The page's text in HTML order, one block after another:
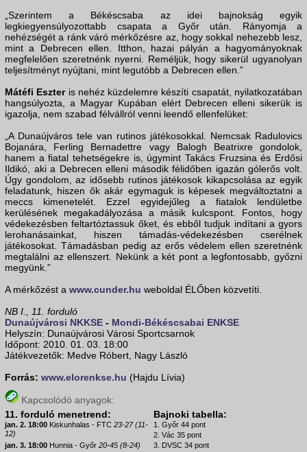
„Szerintem a Békéscsaba az idei bajnokság egyik
legkiegyensúlyozottabb csapata a Győr után. Rányomja a
nehézségét a ránk váró mérkőzésre az, hogy sokkal nehezebb lesz,
mint a Debrecen ellen. Itthon, hazai pályán a hagyományoknak
megfelelően szeretnénk nyerni. Reméljük, hogy sikerül ugyanolyan
teljesítményt nyújtani, mint legutóbb a Debrecen ellen.”
Mátéfi Eszteris nehéz küzdelemre készíti csapatát, nyilatkozatában
hangsúlyozta, a Magyar Kupában elért Debrecen elleni sikerük is
igazolja, nem szabad félvállról venni leendő ellenfelüket:
„A Dunaújváros tele van rutinos játékosokkal. Nemcsak Radulovics
Bojanára, Ferling Bernadettre vagy Balogh Beatrixre gondolok,
hanem a fiatal tehetségekre is, úgymint Takács Fruzsina és Erdősi
Ildikó, aki a Debrecen elleni második félidőben igazán gólerős volt.
Úgy gondolom, az idősebb rutinos játékosok kikapcsolása az egyik
feladatunk, hiszen ők akár egymaguk is képesek megváltoztatni a
meccs kimenetelét. Ezzel egyidejűleg a fiatalok lendületbe
kerülésének megakadályozása a másik kulcspont. Fontos, hogy
védekezésben feltartóztassuk őket, és ebből tudjuk indítani a gyors
lerohanásainkat, hiszen támadás-védekezésben cserélnek
játékosokat. Támadásban pedig az erős védelem ellen szeretnénk
megtalálni az ellenszert. Nekünk a két pont a legfontosabb, győzni
megyünk.”
A mérkőzést a www.cunder.hu weboldal ÉLŐben közvetíti.
NB I., 11. forduló
Dunaújvárosi NKKSE - Mondi-Békéscsabai ENKSE
Helyszín: Dunaújvárosi Városi Sportcsarnok
Időpont: 2010. 01. 03. 18:00
Játékvezetők: Medve Róbert, Nagy László
Forrás: www.elorenkse.hu (Hajdu Lívia)
Kapcsolódó anyagok:
11. forduló menetrend:
jan. 2. 18:00 Kiskunhalas - FTC 23-27 (11-
12)
jan. 3. 18:00 Hunnia - Győr 20-45 (8-24)
Bajnoki tabella:
1. Győr 44 pont
2. Vác 35 pont
3. DVSC 34 pont